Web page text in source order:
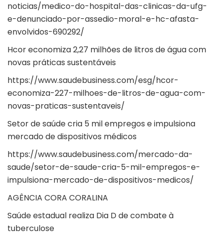
noticias/medico-do-hospital-das-clinicas-da-ufg-
e-denunciado-por-assedio-moral-e-hc-afasta-
envolvidos-690292/
Hcor economiza 2,27 milhões de litros de água com
novas práticas sustentáveis
https://www.saudebusiness.com/esg/hcor-
economiza-227-milhoes-de-litros-de-agua-com-
novas-praticas-sustentaveis/
Setor de saúde cria 5 mil empregos e impulsiona
mercado de dispositivos médicos
https://www.saudebusiness.com/mercado-da-
saude/setor-de-saude-cria-5-mil-empregos-e-
impulsiona-mercado-de-dispositivos-medicos/
AGÊNCIA CORA CORALINA
Saúde estadual realiza Dia D de combate à
tuberculose